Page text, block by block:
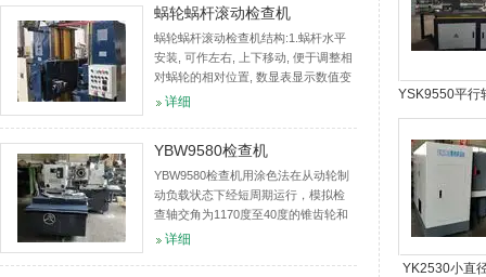
YSK9550平行
数控滚动
YK2530小直
蜗轮蜗杆滚动检查机
蜗轮蜗杆滚动检查机结构:1.蜗杆水平
安装, 可作左右, 上下移动, 便于调整相
对蜗轮的相对位置, 数显表显示数值变
化.2.蜗轮竖直安装, 可相对蜗杆作前后
详细
YBW9580检查机
YBW9580检查机用涂色法在从动轮制
动负载状态下经短周期运行，模拟检
查轴交角为1170度至40度的锥齿轮和
准双曲面齿轮的接触精度、齿轮啮合
详细